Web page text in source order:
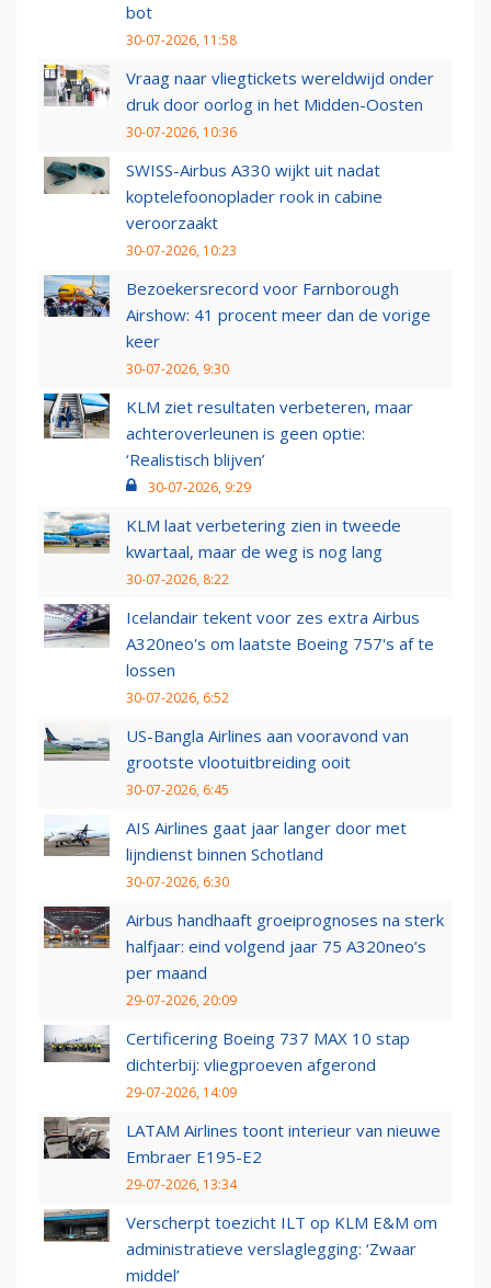
bot
30-07-2026, 11:58
Vraag naar vliegtickets wereldwijd onder
druk door oorlog in het Midden-Oosten
30-07-2026, 10:36
SWISS-Airbus A330 wijkt uit nadat
koptelefoonoplader rook in cabine
veroorzaakt
30-07-2026, 10:23
Bezoekersrecord voor Farnborough
Airshow: 41 procent meer dan de vorige
keer
30-07-2026, 9:30
KLM ziet resultaten verbeteren, maar
achteroverleunen is geen optie:
‘Realistisch blijven’
30-07-2026, 9:29
KLM laat verbetering zien in tweede
kwartaal, maar de weg is nog lang
30-07-2026, 8:22
Icelandair tekent voor zes extra Airbus
A320neo's om laatste Boeing 757's af te
lossen
30-07-2026, 6:52
US-Bangla Airlines aan vooravond van
grootste vlootuitbreiding ooit
30-07-2026, 6:45
AIS Airlines gaat jaar langer door met
lijndienst binnen Schotland
30-07-2026, 6:30
Airbus handhaaft groeiprognoses na sterk
halfjaar: eind volgend jaar 75 A320neo’s
per maand
29-07-2026, 20:09
Certificering Boeing 737 MAX 10 stap
dichterbij: vliegproeven afgerond
29-07-2026, 14:09
LATAM Airlines toont interieur van nieuwe
Embraer E195-E2
29-07-2026, 13:34
Verscherpt toezicht ILT op KLM E&M om
administratieve verslaglegging: ‘Zwaar
middel’